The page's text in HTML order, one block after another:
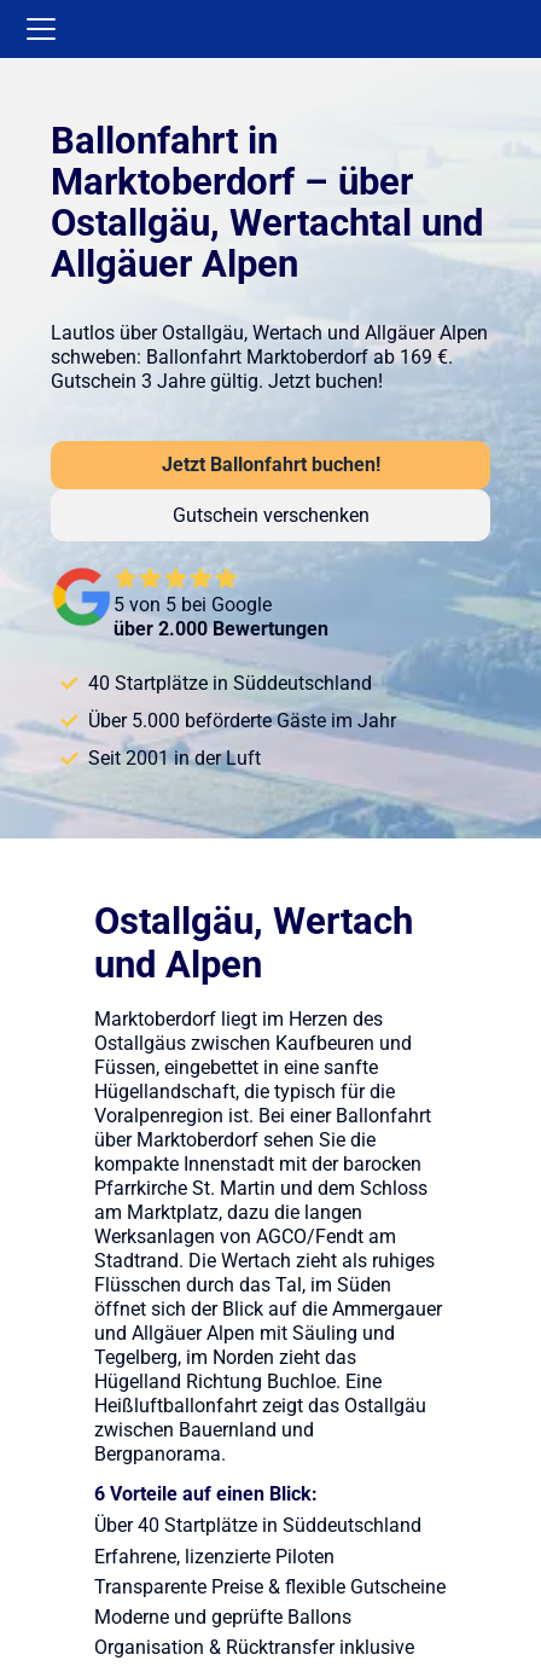
Ballonfahrt in
Marktoberdorf – über
Ostallgäu, Wertachtal und
Allgäuer Alpen
Lautlos über Ostallgäu, Wertach und Allgäuer Alpen
schweben: Ballonfahrt Marktoberdorf ab 169 €.
Gutschein 3 Jahre gültig. Jetzt buchen!
Jetzt Ballonfahrt buchen!
Gutschein verschenken
5 von 5 bei Google
über 2.000 Bewertungen
40 Startplätze in Süddeutschland
Über 5.000 beförderte Gäste im Jahr
Seit 2001 in der Luft
Ostallgäu, Wertach
und Alpen
Marktoberdorf liegt im Herzen des
Ostallgäus zwischen Kaufbeuren und
Füssen, eingebettet in eine sanfte
Hügellandschaft, die typisch für die
Voralpenregion ist. Bei einer Ballonfahrt
über Marktoberdorf sehen Sie die
kompakte Innenstadt mit der barocken
Pfarrkirche St. Martin und dem Schloss
am Marktplatz, dazu die langen
Werksanlagen von AGCO/Fendt am
Stadtrand. Die Wertach zieht als ruhiges
Flüsschen durch das Tal, im Süden
öffnet sich der Blick auf die Ammergauer
und Allgäuer Alpen mit Säuling und
Tegelberg, im Norden zieht das
Hügelland Richtung Buchloe. Eine
Heißluftballonfahrt zeigt das Ostallgäu
zwischen Bauernland und
Bergpanorama.
6 Vorteile auf einen Blick:
Über 40 Startplätze in Süddeutschland
Erfahrene, lizenzierte Piloten
Transparente Preise & flexible Gutscheine
Moderne und geprüfte Ballons
Organisation & Rücktransfer inklusive